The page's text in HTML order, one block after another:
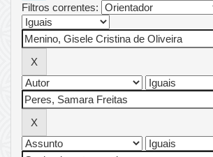
Filtros correntes: